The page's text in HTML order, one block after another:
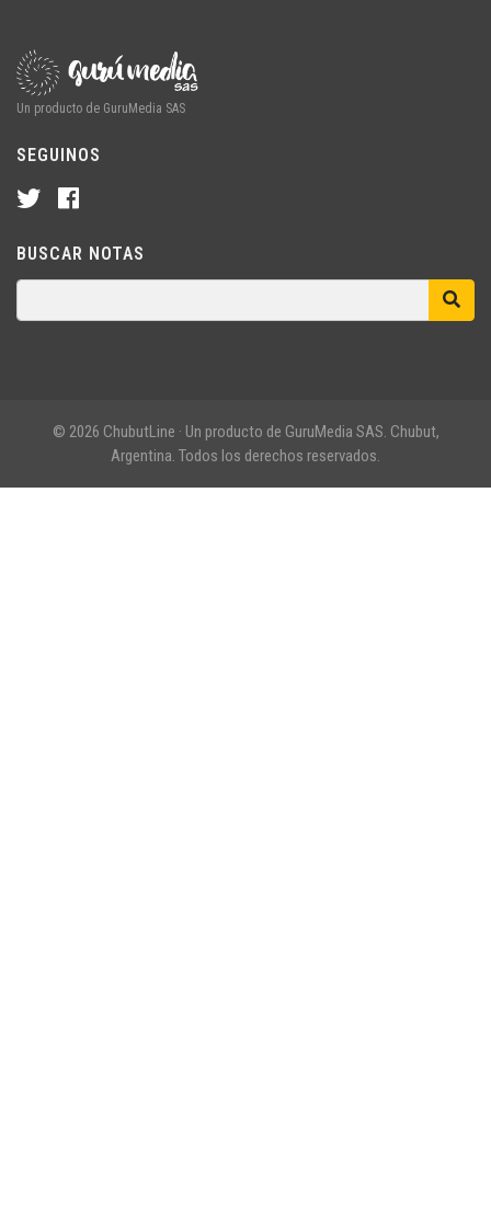
Un producto de GuruMedia SAS
SEGUINOS
BUSCAR NOTAS
© 2026 ChubutLine · Un producto de GuruMedia SAS. Chubut,
Argentina. Todos los derechos reservados.